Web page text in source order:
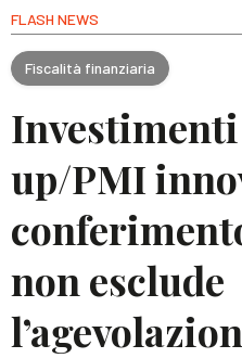
FLASH NEWS
Fiscalità finanziaria
up/PMI
non esclude